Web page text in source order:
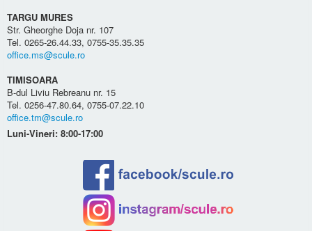
TARGU MURES
Str. Gheorghe Doja nr. 107
Tel. 0265-26.44.33, 0755-35.35.35
office.ms@scule.ro
TIMISOARA
B-dul Liviu Rebreanu nr. 15
Tel. 0256-47.80.64, 0755-07.22.10
office.tm@scule.ro
Luni-Vineri: 8:00-17:00